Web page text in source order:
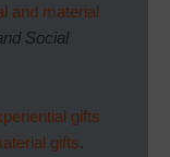
and material
Social
gifts
gifts.